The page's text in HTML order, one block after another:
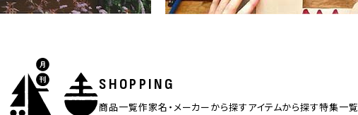
SHOPPING
商品一覧作家名・メーカーから探すアイテムから探す特集一覧